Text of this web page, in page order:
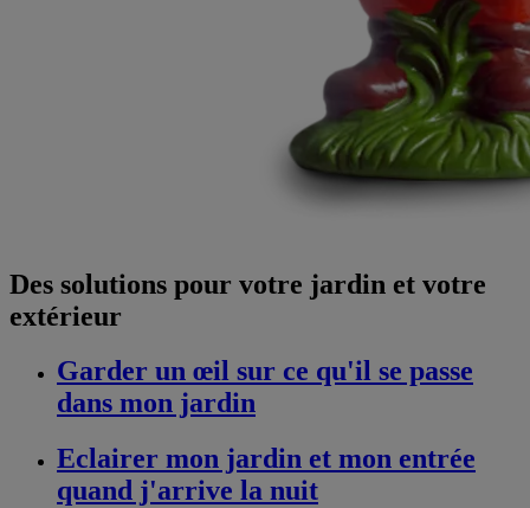
Des solutions pour votre jardin et votre
extérieur
Garder un œil sur ce qu'il se passe
dans mon jardin
Eclairer mon jardin et mon entrée
quand j'arrive la nuit